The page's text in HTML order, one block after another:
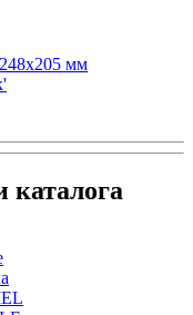
мм
каталога